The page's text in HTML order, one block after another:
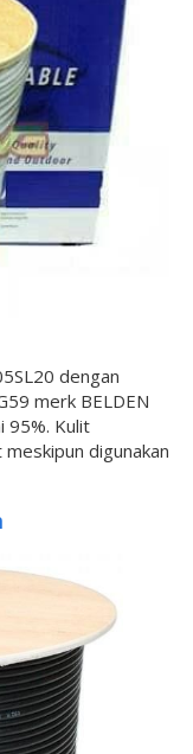
dengan
merk BELDEN
95%. Kulit
digunakan